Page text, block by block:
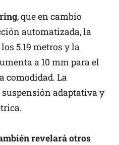
, que en cambio
automatizada, la
5.19 metros y la
a 10 mm para el
comodidad. La
adaptativa y
revelará otros